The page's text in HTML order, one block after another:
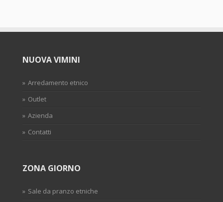
NUOVA VIMINI
Arredamento etnico
Outlet
Azienda
Contatti
ZONA GIORNO
Sale da pranzo etniche